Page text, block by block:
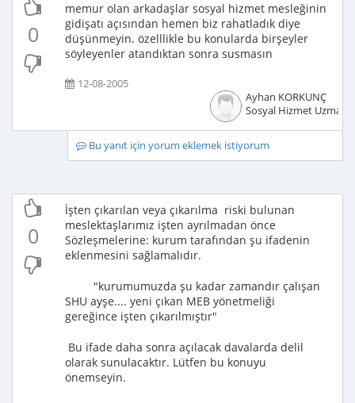
0
memur olan arkadaşlar sosyal hizmet mesleğinin
gidişatı açısından hemen biz rahatladık diye
düşünmeyin. özelllikle bu konularda birşeyler
söyleyenler atandıktan sonra susmasın
12-08-2005
Ayhan KORKUNÇ
Sosyal Hizmet Uzmanı
Bu yanıt için yorum eklemek istiyorum
0
İşten çıkarılan veya çıkarılma riski bulunan
meslektaşlarımız işten ayrılmadan önce
Sözleşmelerine: kurum tarafından şu ifadenin
eklenmesini sağlamalıdır.
"kurumumuzda şu kadar zamandır çalışan
SHU ayşe.... yeni çıkan MEB yönetmeliği
gereğince işten çıkarılmıştır"
Bu ifade daha sonra açılacak davalarda delil
olarak sunulacaktır. Lütfen bu konuyu
önemseyin.